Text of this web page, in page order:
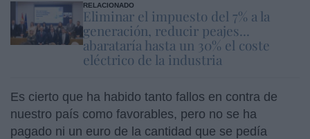
RELACIONADO
Eliminar el impuesto del 7% a la
generación, reducir peajes...
abarataría hasta un 30% el coste
eléctrico de la industria
Es cierto que ha habido tanto fallos en contra de
nuestro país como favorables, pero no se ha
pagado ni un euro de la cantidad que se pedía